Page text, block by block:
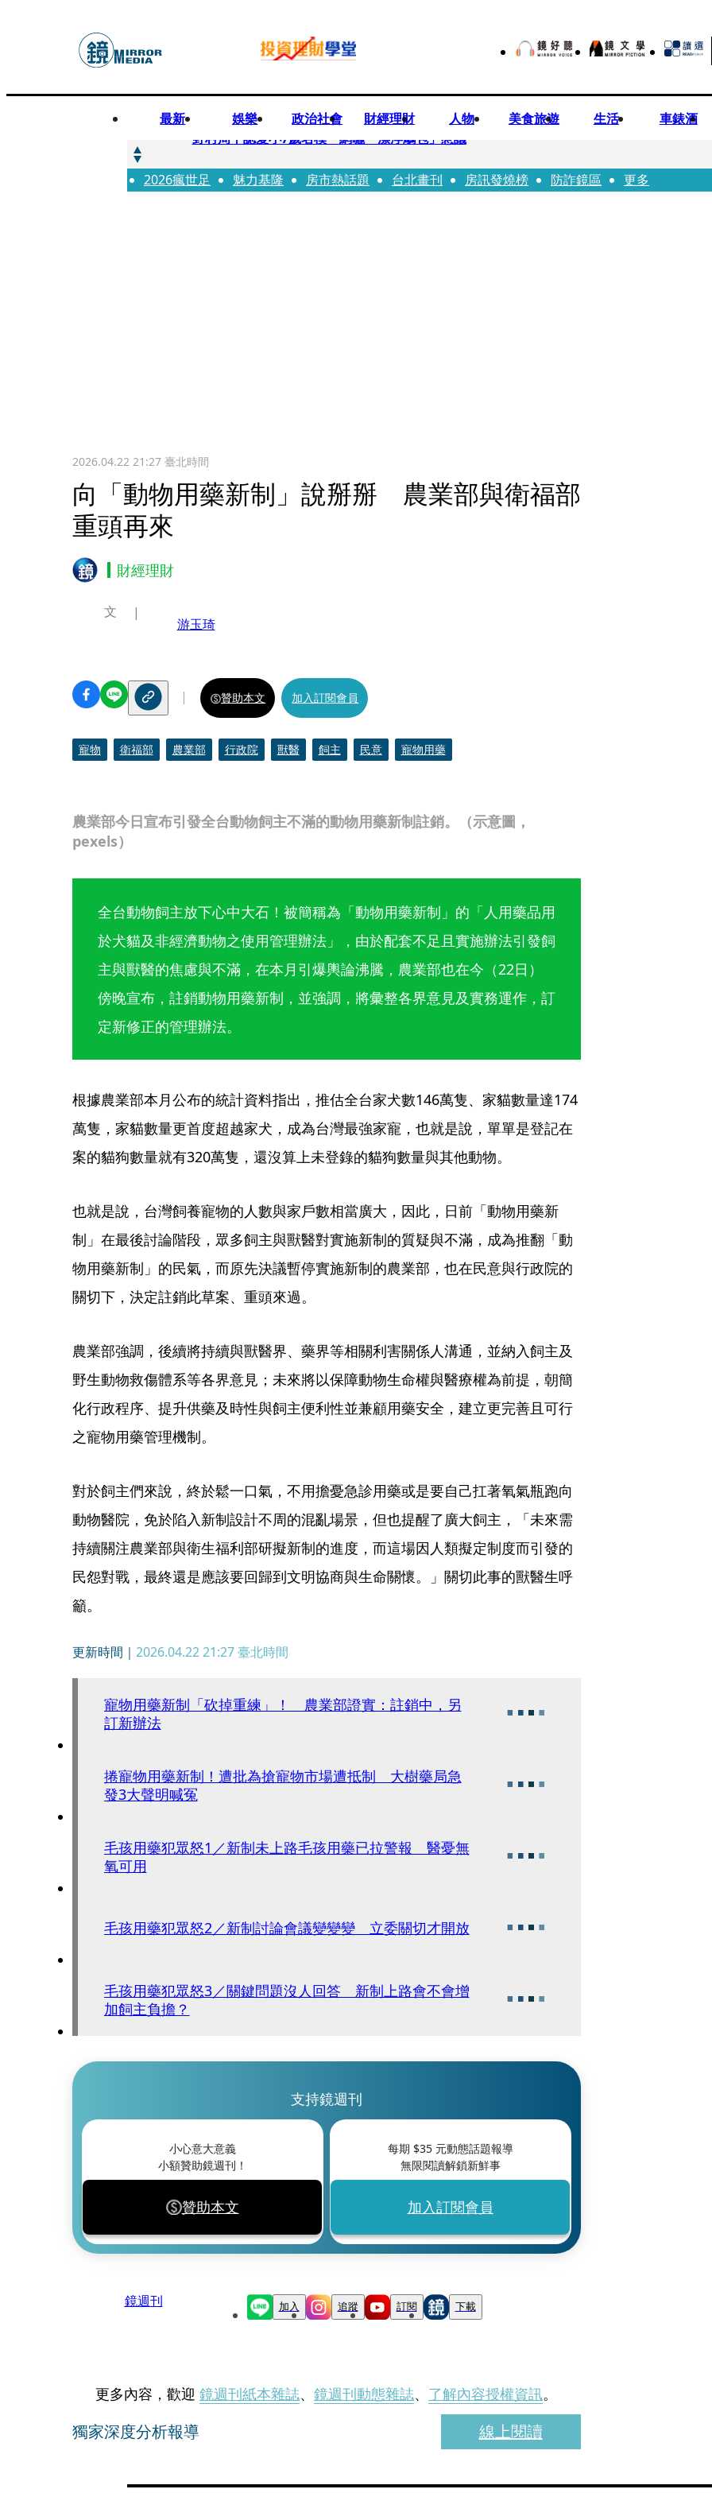
最新 娛樂 政治社會 財經理財 人物 美食旅遊 生活 車錶酒
快訊
野村周平認愛小7歲名模 網曬「漂浮鵰包」惹議
快訊
8年磨一劍 陳法拉自編自導《Bloodline》進軍多倫多 柯林法洛姊弟相挺
2026瘋世足 魅力基隆 房市熱話題 台北畫刊 房訊發燒榜 防詐鏡區 更多
2026.04.22 21:27臺北時間
向「動物用藥新制」說掰掰 農業部與衛福部
重頭再來
財經理財
農業部今日宣布引發全台動物飼主不滿的動物用藥新制註銷。（示意圖，
pexels）
文
游玉琦
贊助本文 加入訂閱會員
寵物 衛福部 農業部 行政院 獸醫 飼主 民意 寵物用藥
全台動物飼主放下心中大石！被簡稱為「動物用藥新制」的「人用藥品用
於犬貓及非經濟動物之使用管理辦法」，由於配套不足且實施辦法引發飼
主與獸醫的焦慮與不滿，在本月引爆輿論沸騰，農業部也在今（22日）
傍晚宣布，註銷動物用藥新制，並強調，將彙整各界意見及實務運作，訂
定新修正的管理辦法。
根據農業部本月公布的統計資料指出，推估全台家犬數146萬隻、家貓數量達174
萬隻，家貓數量更首度超越家犬，成為台灣最強家寵，也就是說，單單是登記在
案的貓狗數量就有320萬隻，還沒算上未登錄的貓狗數量與其他動物。
也就是說，台灣飼養寵物的人數與家戶數相當廣大，因此，日前「動物用藥新
制」在最後討論階段，眾多飼主與獸醫對實施新制的質疑與不滿，成為推翻「動
物用藥新制」的民氣，而原先決議暫停實施新制的農業部，也在民意與行政院的
關切下，決定註銷此草案、重頭來過。
農業部強調，後續將持續與獸醫界、藥界等相關利害關係人溝通，並納入飼主及
野生動物救傷體系等各界意見；未來將以保障動物生命權與醫療權為前提，朝簡
化行政程序、提升供藥及時性與飼主便利性並兼顧用藥安全，建立更完善且可行
之寵物用藥管理機制。
對於飼主們來說，終於鬆一口氣，不用擔憂急診用藥或是要自己扛著氧氣瓶跑向
動物醫院，免於陷入新制設計不周的混亂場景，但也提醒了廣大飼主，「未來需
持續關注農業部與衛生福利部研擬新制的進度，而這場因人類擬定制度而引發的
民怨對戰，最終還是應該要回歸到文明協商與生命關懷。」關切此事的獸醫生呼
籲。
更新時間｜ 2026.04.22 21:27臺北時間
寵物用藥新制「砍掉重練」！ 農業部證實：註銷中，另
訂新辦法
捲寵物用藥新制！遭批為搶寵物市場遭抵制 大樹藥局急
發3大聲明喊冤
毛孩用藥犯眾怒1／新制未上路毛孩用藥已拉警報 醫憂無
氧可用
毛孩用藥犯眾怒2／新制討論會議變變變 立委關切才開放
毛孩用藥犯眾怒3／關鍵問題沒人回答 新制上路會不會增
加飼主負擔？
支持鏡週刊
小心意大意義
小額贊助鏡週刊！
贊助本文
每期 $35元動態話題報導
無限閱讀解鎖新鮮事
加入訂閱會員
鏡週刊 加入 追蹤 訂閱 下載
更多內容，歡迎 鏡週刊紙本雜誌、 鏡週刊動態雜誌、 了解內容授權資訊。
獨家深度分析報導 線上閱讀